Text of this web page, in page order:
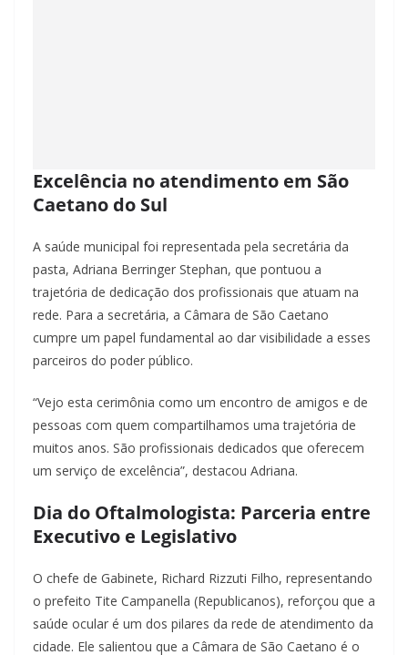
Excelência no atendimento em São
Caetano do Sul
A saúde municipal foi representada pela secretária da
pasta, Adriana Berringer Stephan, que pontuou a
trajetória de dedicação dos profissionais que atuam na
rede. Para a secretária, a Câmara de São Caetano
cumpre um papel fundamental ao dar visibilidade a esses
parceiros do poder público.
“Vejo esta cerimônia como um encontro de amigos e de
pessoas com quem compartilhamos uma trajetória de
muitos anos. São profissionais dedicados que oferecem
um serviço de excelência”, destacou Adriana.
Dia do Oftalmologista: Parceria entre
Executivo e Legislativo
O chefe de Gabinete, Richard Rizzuti Filho, representando
o prefeito Tite Campanella (Republicanos), reforçou que a
saúde ocular é um dos pilares da rede de atendimento da
cidade. Ele salientou que a Câmara de São Caetano é o